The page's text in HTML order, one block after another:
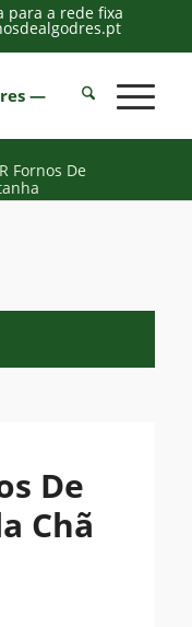
para a rede fixa
Fornos De
De
Chã